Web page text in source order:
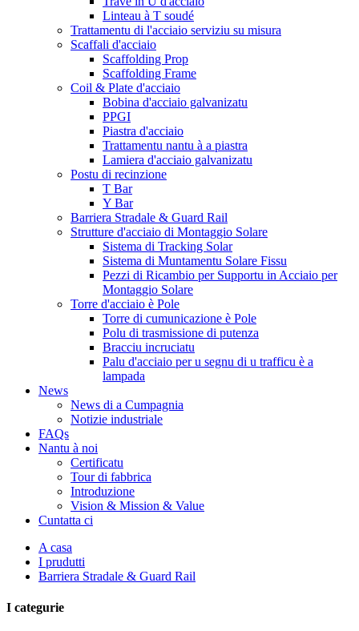
Linteau à T soudé
Trattamentu di l'acciaio serviziu su misura
Scaffali d'acciaio
Scaffolding Prop
Scaffolding Frame
Coil & Plate d'acciaio
Bobina d'acciaio galvanizatu
PPGI
Piastra d'acciaio
Trattamentu nantu à a piastra
Lamiera d'acciaio galvanizatu
Postu di recinzione
T Bar
Y Bar
Barriera Stradale & Guard Rail
Strutture d'acciaio di Montaggio Solare
Sistema di Tracking Solar
Sistema di Muntamentu Solare Fissu
Pezzi di Ricambio per Supportu in Acciaio per
Montaggio Solare
Torre d'acciaio è Pole
Torre di cumunicazione è Pole
Polu di trasmissione di putenza
Bracciu incruciatu
Palu d'acciaio per u segnu di u trafficu è a
lampada
News
News di a Cumpagnia
Notizie industriale
FAQs
Nantu à noi
Certificatu
Tour di fabbrica
Introduzione
Vision & Mission & Value
Cuntatta ci
A casa
I prudutti
Barriera Stradale & Guard Rail
I categurie